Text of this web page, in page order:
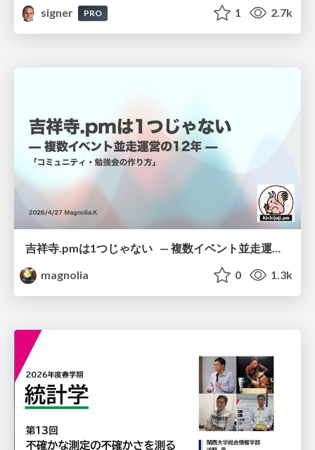
signer
PRO 1 2.7k
magnolia
0 1.3k